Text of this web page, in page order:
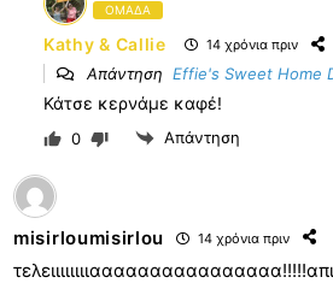
ΟΜΑΔΑ
Kathy & Callie 14 χρόνια πριν
Απάντηση Effie's Sweet Home
Κάτσε κερνάμε καφέ!
0 Απάντηση
misirloumisirlou 14 χρόνια πριν